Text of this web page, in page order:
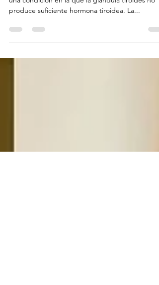
¿Qué es el hipotiroidismo?
¿Qué es el hipotiroidismo? El hipotiroidismo es
una condición en la que la glándula tiroides no